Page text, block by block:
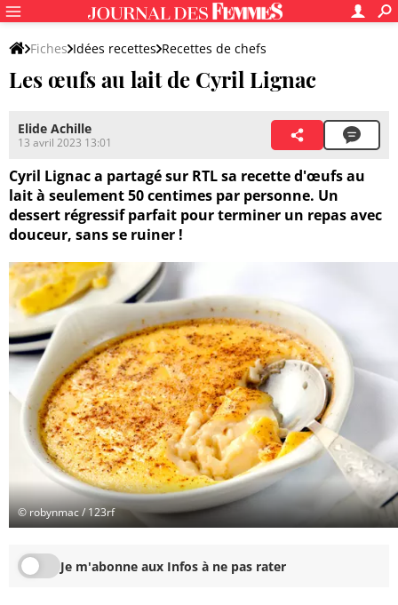
Fiches Idées recettes Recettes de chefs
Recettes Cyril Lignac
Les œufs au lait de Cyril Lignac
Elide Achille
13 avril 2023 13:01
Cyril Lignac a partagé sur RTL sa recette d'œufs au
lait à seulement 50 centimes par personne. Un
dessert régressif parfait pour terminer un repas avec
douceur, sans se ruiner !
© robynmac / 123rf
Je m'abonne aux Infos à ne pas rater